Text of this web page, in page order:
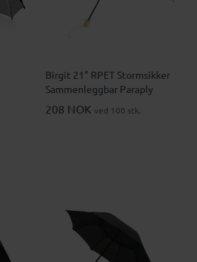
Birgit 21" RPET Stormsikker
Sammenleggbar Paraply
208 NOK ved 100 stk.